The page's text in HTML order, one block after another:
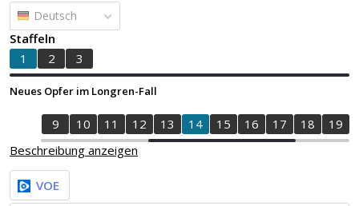
Deutsch
Staffeln
1
2 3
Neues Opfer im Longren-Fall
9 10 11 12 13 14 15 16 17 18 19
Beschreibung anzeigen
VOE